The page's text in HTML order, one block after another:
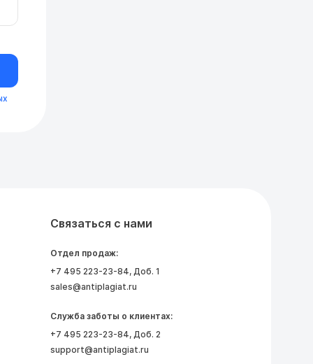
Связаться с нами
Отдел продаж:
+7 495 223-23-84, Доб. 1
sales@antiplagiat.ru
Служба заботы о клиентах:
+7 495 223-23-84, Доб. 2
support@antiplagiat.ru